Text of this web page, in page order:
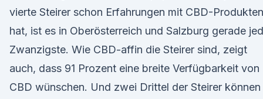
vierte Steirer schon Erfahrungen mit CBD-Produkten
hat, ist es in Oberösterreich und Salzburg gerade
Zwanzigste. Wie CBD-affin die Steirer sind, zeigt
auch, dass 91 Prozent eine breite Verfügbarkeit von
CBD wünschen. Und zwei Drittel der Steirer können